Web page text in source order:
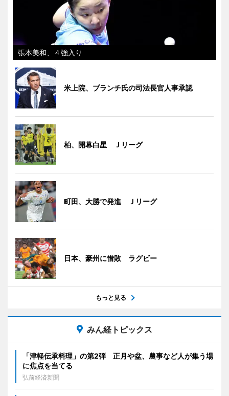
張本美和、４強入り
米上院、ブランチ氏の司法長官人事承認
柏、開幕白星 Ｊリーグ
町田、大勝で発進 Ｊリーグ
日本、豪州に惜敗 ラグビー
もっと見る
みん経トピックス
「津軽伝承料理」の第2弾 正月や盆、農事など人が集う場
に焦点を当てる
弘前経済新聞